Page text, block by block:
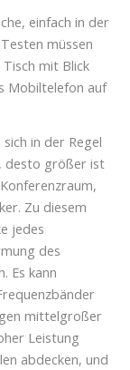
einfach in der
müssen
mit Blick
Mobiltelefon auf
in der Regel
desto größer ist
Zu diesem
jedes
des
Es kann
mittelgroßer
Leistung
abdecken, und